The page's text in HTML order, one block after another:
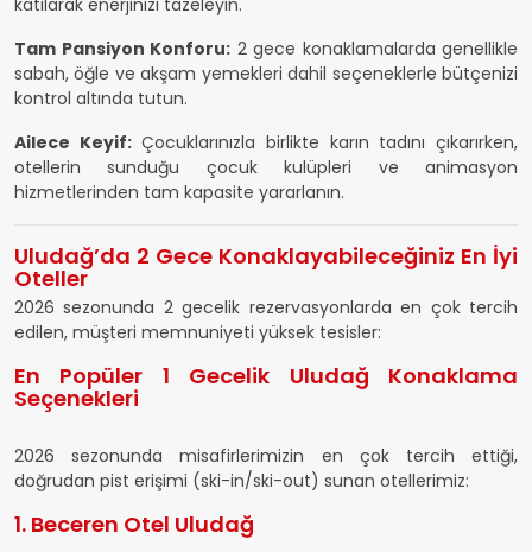
katılarak enerjinizi tazeleyin.
Tam Pansiyon Konforu: 2 gece konaklamalarda genellikle
sabah, öğle ve akşam yemekleri dahil seçeneklerle bütçenizi
kontrol altında tutun.
Ailece Keyif:Çocuklarınızla birlikte karın tadını çıkarırken,
otellerin sunduğu çocuk kulüpleri ve animasyon
hizmetlerinden tam kapasite yararlanın.
Uludağ’da 2 Gece Konaklayabileceğiniz En İyi
Oteller
2026 sezonunda 2 gecelik rezervasyonlarda en çok tercih
edilen, müşteri memnuniyeti yüksek tesisler:
En Popüler 1 Gecelik Uludağ Konaklama
Seçenekleri
2026 sezonunda misafirlerimizin en çok tercih ettiği,
doğrudan pist erişimi (ski-in/ski-out) sunan otellerimiz:
1. Beceren Otel Uludağ